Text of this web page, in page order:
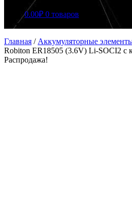
0.00₽ 0 товаров
Главная / Аккумуляторные
Robiton ER18505 (3.6V) Li-SOCI2 с
Распродажа!